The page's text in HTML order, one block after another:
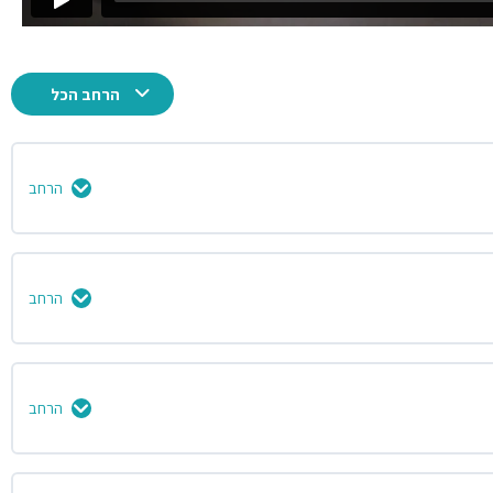
הרחב הכל
הרחב
0% הושלמו 0/5 שלבים
הרחב
0% הושלמו 0/5 שלבים
הרחב
0% הושלמו
0/5 שלבים